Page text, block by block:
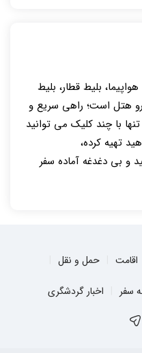
بلیط قطار، بلیط
هتل است؛ راهی سریع و
با چند کلیک می توانید
تهیه کرده،
و بی دغدغه آماده سفر
اقامت حمل و نقل
سفر اخبار گردشگری